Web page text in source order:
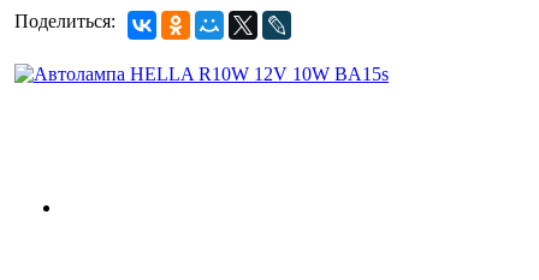
Поделиться: